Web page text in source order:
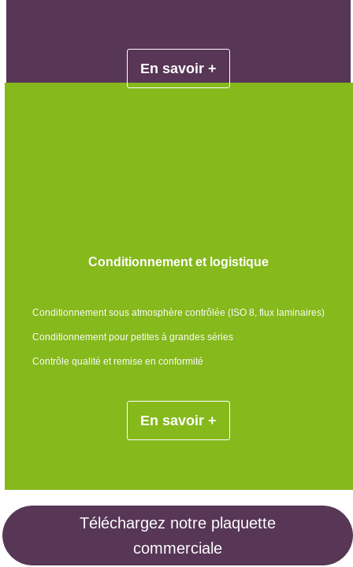
En savoir +
Conditionnement et logistique
Conditionnement sous atmosphère contrôlée (ISO 8, flux laminaires)
Conditionnement pour petites à grandes séries
Contrôle qualité et remise en conformité
En savoir +
Téléchargez notre plaquette
commerciale